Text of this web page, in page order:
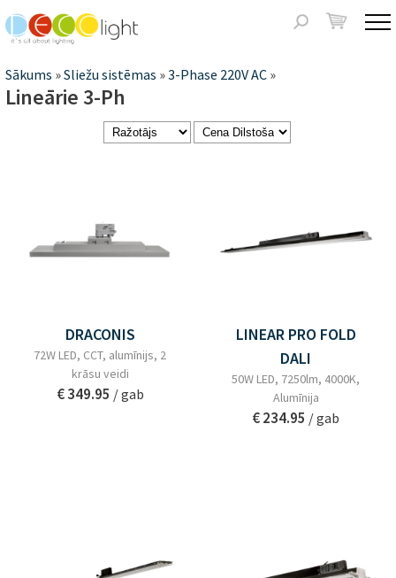
Meklēšanas
Jūs
atrodaties
Sākums »Sliežu sistēmas »3-Phase 220V AC »
Lineārie 3-Ph
DRACONIS
72W LED, CCT, alumīnijs, 2
krāsu veidi
€ 349.95 / gab
LINEAR PRO FOLD
DALI
50W LED, 7250lm, 4000K,
Alumīnija
€ 234.95 / gab